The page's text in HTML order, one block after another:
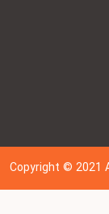
Copyright © 202